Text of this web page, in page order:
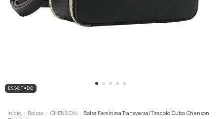
ESGOTADO
Início Bolsas CHENSON
Bolsa Feminina Transversal Tiracolo Cubo Chenson